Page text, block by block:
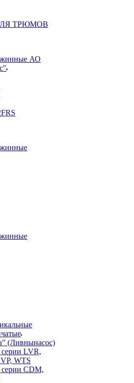
ТРЮМОВ
АО
(Ливнынасос)
LVR,
WTS
CDM,